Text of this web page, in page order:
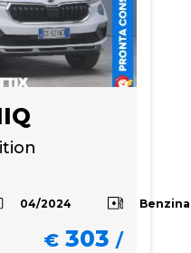
04/2024 Benzina
€ 303 /